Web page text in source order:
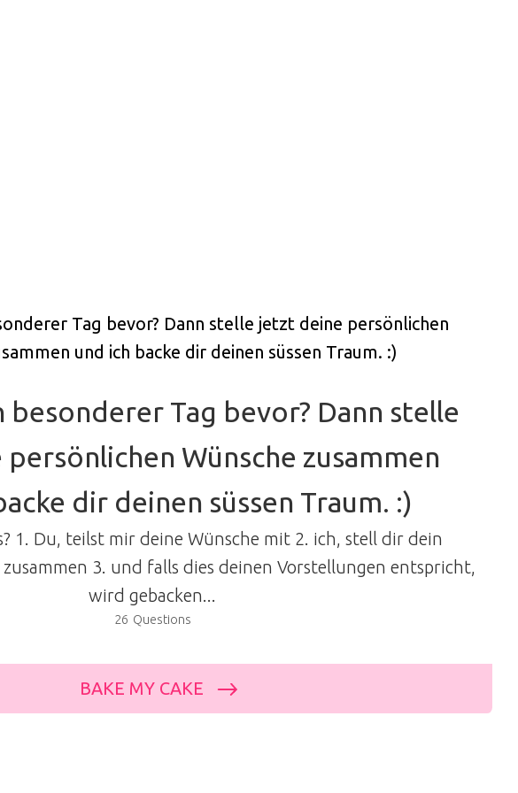
besonderer Tag bevor? Dann stelle
Wünsche zusammen
dir deinen süssen Traum. :)
1. Du, teilst mir deine Wünsche mit 2. ich, stell dir dein
3. und falls dies deinen Vorstellungen entspricht,
wird gebacken...
26 Questions
BAKE MY CAKE